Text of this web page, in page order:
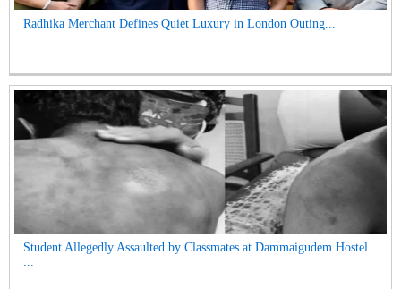
Radhika Merchant Defines Quiet Luxury in London Outing...
Student Allegedly Assaulted by Classmates at Dammaigudem Hostel
...